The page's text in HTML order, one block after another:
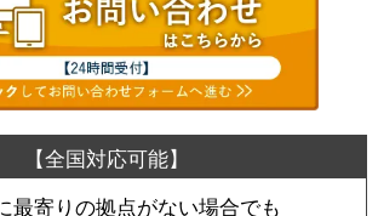
最寄りの拠点がない場合でも